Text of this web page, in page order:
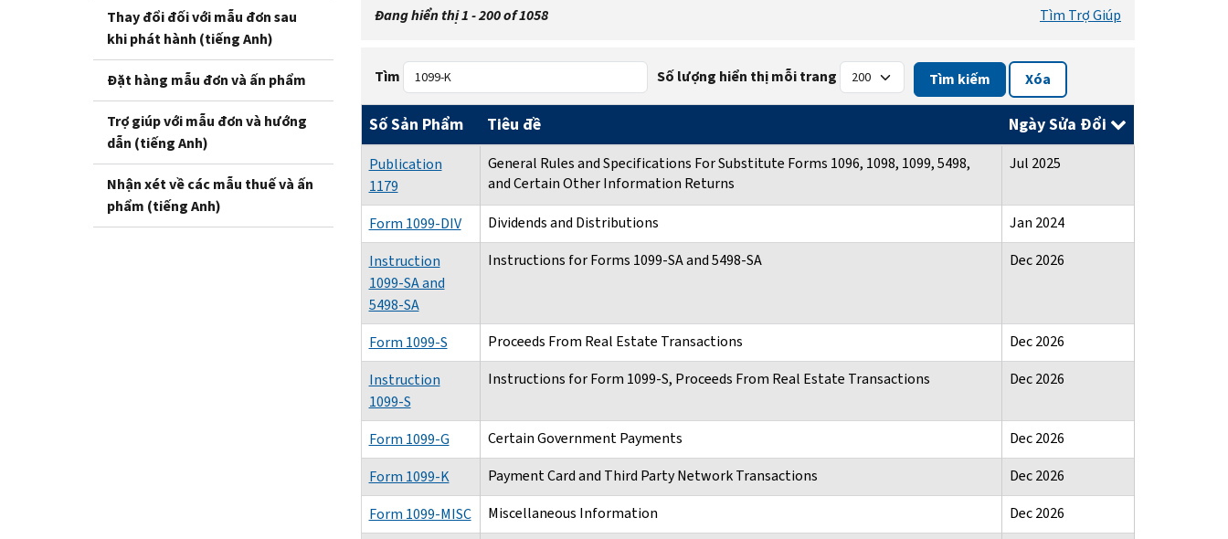
Thay đổi đối với mẫu đơn sau
khi phát hành (tiếng Anh)
Đặt hàng mẫu đơn và ấn phẩm
Trợ giúp với mẫu đơn và hướng
dẫn (tiếng Anh)
Nhận xét về các mẫu thuế và ấn
phẩm (tiếng Anh)
Đang hiển thị 1 - 200 of 1058 Tìm Trợ Giúp
Tìm Số lượng hiển thị mỗi trang Tìm kiếm Xóa
Số Sản Phẩm Tiêu đề Ngày Sửa Đổi
Publication
1179
General Rules and Specifications For Substitute Forms 1096, 1098, 1099, 5498,
and Certain Other Information Returns
Jul 2025
Form 1099-DIV Dividends and Distributions
Jan 2024
Instruction
1099-SA and
5498-SA
Instructions for Forms 1099-SA and 5498-SA Dec 2026
Form 1099-S Proceeds From Real Estate Transactions
Dec 2026
Instruction
1099-S
Instructions for Form 1099-S, Proceeds From Real Estate Transactions Dec 2026
Form 1099-G Certain Government Payments
Dec 2026
Form 1099-K
Payment Card and Third Party Network Transactions
Dec 2026
Form 1099-MISC
Miscellaneous Information
Dec 2026